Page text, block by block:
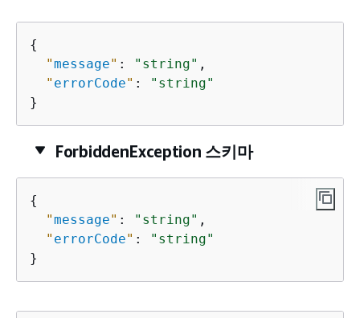
{
"message" : "string" ,
" errorCode" :
"string"
}
ForbiddenException 스키마
{
"message" : "string" ,
" errorCode" :
"string"
}